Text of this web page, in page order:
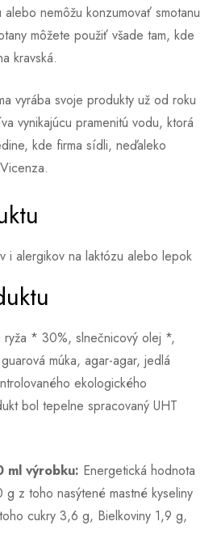
nemôžu konzumovať smotanu
môžete použiť všade tam, kde
kravská.
vyrába svoje produkty už od roku
vynikajúcu pramenitú vodu, ktorá
kde firma sídli, neďaleko
i alergikov na laktózu alebo lepok
ryža * 30%, slnečnicový olej *,
múka, agar-agar, jedlá
ekologického
bol tepelne spracovaný UHT
ml výrobku: Energetická hodnota
z toho nasýtené mastné kyseliny
cukry 3,6 g, Bielkoviny 1,9 g,